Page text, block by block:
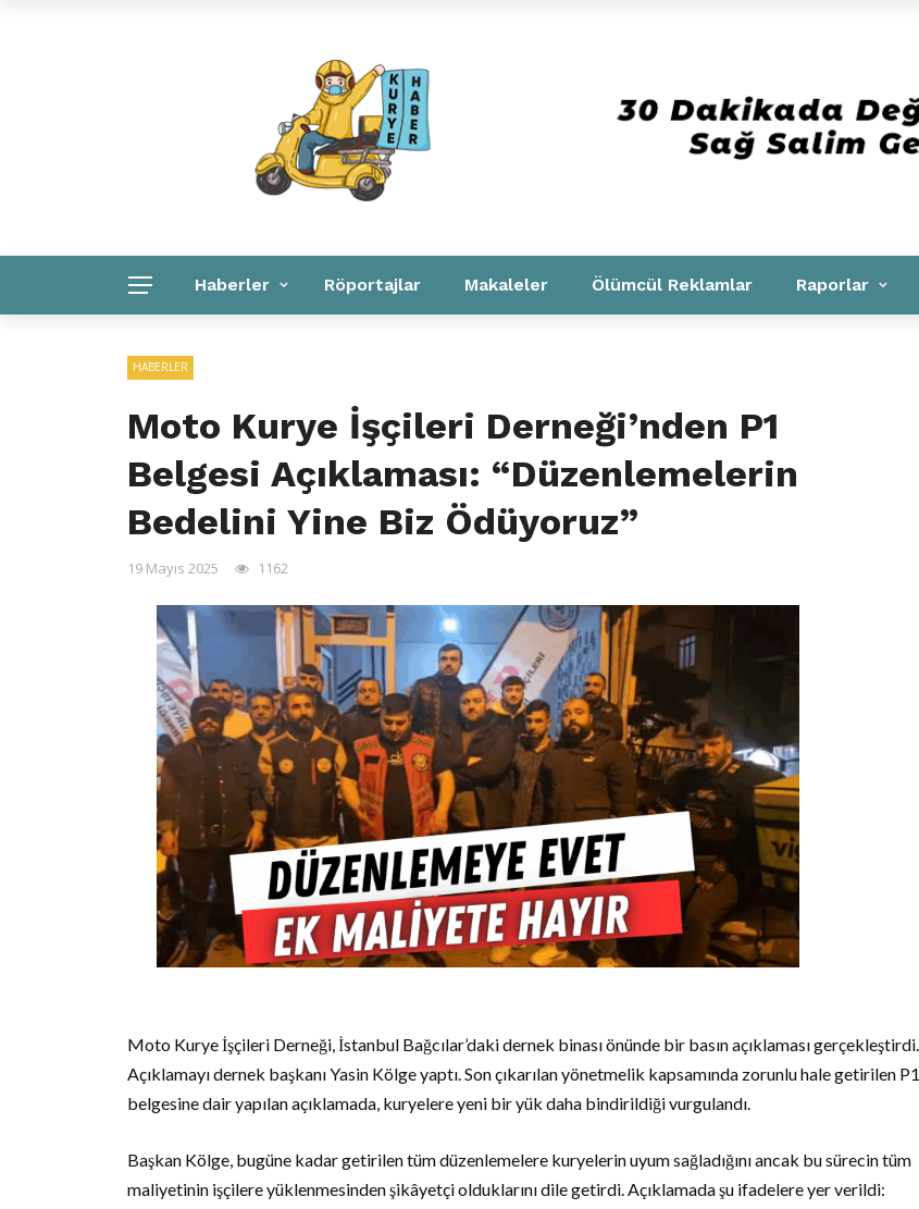
Haberler Röportajlar Makaleler Ölümcül Reklamlar Raporlar
HABERLER
Moto Kurye İşçileri Derneği’nden P1
Belgesi Açıklaması: “Düzenlemelerin
Bedelini Yine Biz Ödüyoruz”
19 Mayıs 2025 1162
Moto Kurye İşçileri Derneği, İstanbul Bağcılar’daki dernek binası önünde bir basın açıklaması gerçekleştirdi.
Açıklamayı dernek başkanı Yasin Kölge yaptı. Son çıkarılan yönetmelik kapsamında zorunlu hale getirilen P1
belgesine dair yapılan açıklamada, kuryelere yeni bir yük daha bindirildiği vurgulandı.
Başkan Kölge, bugüne kadar getirilen tüm düzenlemelere kuryelerin uyum sağladığını ancak bu sürecin tüm
maliyetinin işçilere yüklenmesinden şikâyetçi olduklarını dile getirdi. Açıklamada şu ifadelere yer verildi: